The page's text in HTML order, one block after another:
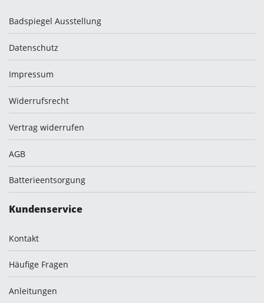
Badspiegel Ausstellung
Datenschutz
Impressum
Widerrufsrecht
Vertrag widerrufen
AGB
Batterieentsorgung
Kundenservice
Kontakt
Häufige Fragen
Anleitungen